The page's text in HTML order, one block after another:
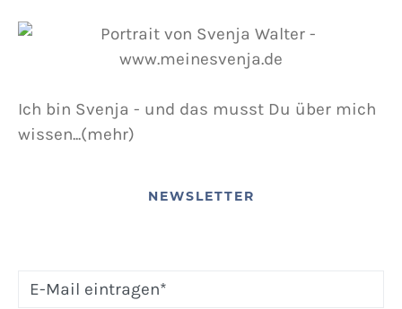
Ich bin Svenja - und das musst Du über mich
wissen...(mehr)
NEWSLETTER